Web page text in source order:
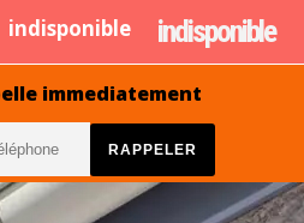
indisponible indisponible
immediatement